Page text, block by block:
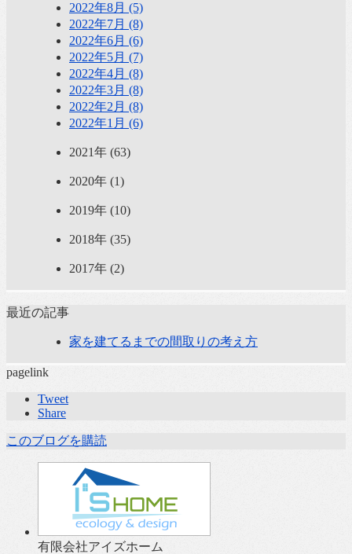
2022年8月 (5)
2022年7月 (8)
2022年6月 (6)
2022年5月 (7)
2022年4月 (8)
2022年3月 (8)
2022年2月 (8)
2022年1月 (6)
2021年 (63)
2020年 (1)
2019年 (10)
2018年 (35)
2017年 (2)
最近の記事
家を建てるまでの間取りの考え方
pagelink
Tweet
Share
このブログを購読
有限会社アイズホーム